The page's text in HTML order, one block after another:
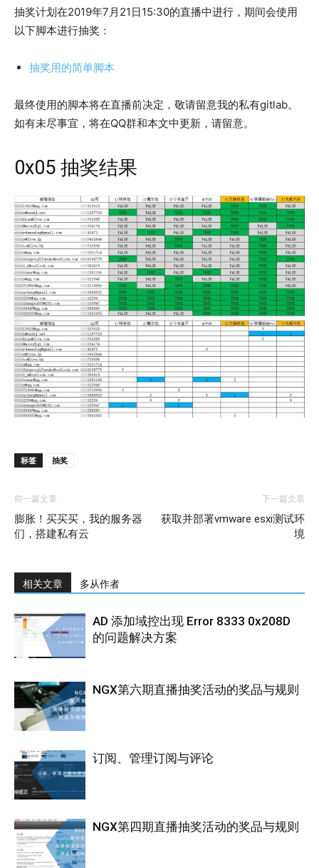
抽奖计划在2019年7月21日15:30的直播中进行，期间会使用
以下脚本进行抽奖：
抽奖用的简单脚本
最终使用的脚本将在直播前决定，敬请留意我的私有gitlab。
如有未尽事宜，将在QQ群和本文中更新，请留意。
0x05 抽奖结果
标签 抽奖
前一篇文章
膨胀！买买买，我的服务器
们，搭建私有云
下一篇文章
获取并部署vmware esxi测试环
境
相关文章 多从作者
AD 添加域控出现 Error 8333 0x208D
的问题解决方案
NGX第六期直播抽奖活动的奖品与规则
订阅、管理订阅与评论
NGX第四期直播抽奖活动的奖品与规则